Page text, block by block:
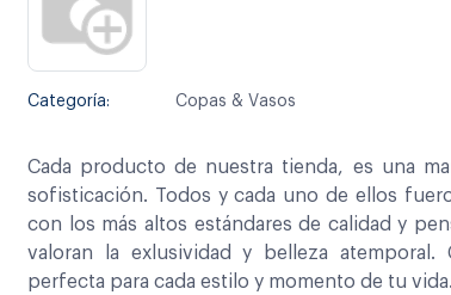
Categoría: Copas & Vasos
Cada producto de nuestra tienda, es una
sofisticación. Todos y cada uno de ellos
con los más altos estándares de calidad y
valoran la exlusividad y belleza atemporal.
perfecta para cada estilo y momento de tu vida.